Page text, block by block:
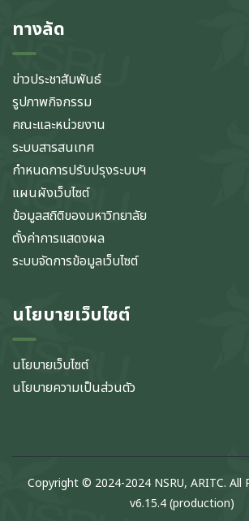
ทางลัด
ข่าวประชาสัมพันธ์
รูปภาพกิจกรรม
คณะและหน่วยงาน
ระบบสารสนเทศ
กำหนดการปรับปรุงระบบฯ
แผนผังเว็บไซต์
ข้อมูลสถิติของมหาวิทยาลัย
ตั้งค่าการแสดงผล
ระบบจัดการข้อมูลเว็บไซต์
นโยบายเว็บไซต์
นโยบายเว็บไซต์
นโยบายความเป็นส่วนตัว
Copyright © 2024-2024 NSRU, ARITC. All
v6.15.4 (production)